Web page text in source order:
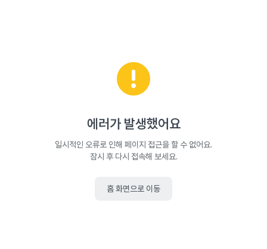
에러가 발생했어요
일시적인 오류로 인해 페이지 접근을 할 수 없어요.
잠시 후 다시 접속해 보세요.
홈 화면으로 이동